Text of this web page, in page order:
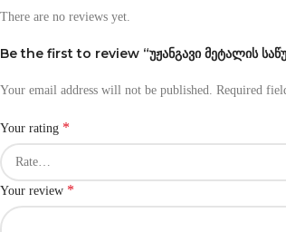
There are no reviews yet.
Be the first to review “უჟანგავი მეტალის
Your email address will not be published. Required
Your rating *
Your review *